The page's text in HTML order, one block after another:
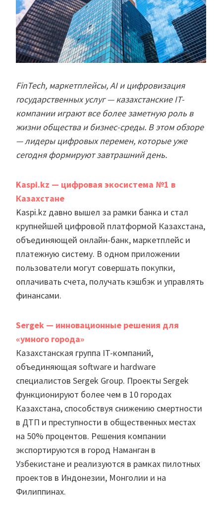
FinTech, маркетплейсы, AI и цифровизация
государственных услуг — казахстанские IT-
компании играют все более заметную роль в
жизни общества и бизнес-среды. В этом обзоре
— лидеры цифровых перемен, которые уже
сегодня формируют завтрашний день.
Kaspi.kz — цифровая экосистема №1 в
Казахстане
Kaspi.kz давно вышел за рамки банка и стал
крупнейшей цифровой платформой Казахстана,
объединяющей онлайн-банк, маркетплейс и
платежную систему. В одном приложении
пользователи могут совершать покупки,
оплачивать счета, получать кэшбэк и управлять
финансами.
Sergek — инновационные решения для
«умного города»
Казахстанская группа IT-компаний,
объединяющая software и hardware
специалистов Sergek Group. Проекты Sergek
функционируют более чем в 10 городах
Казахстана, способствуя снижению смертности
в ДТП и преступности в общественных местах
на 50% процентов. Решения компании
экспортируются в город Наманган в
Узбекистане и реализуются в рамках пилотных
проектов в Индонезии, Монголии и на
Филиппинах.